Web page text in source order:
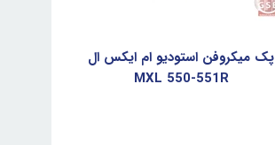
پک میکروفن استودیو ام ایکس ال
MXL 550-551R